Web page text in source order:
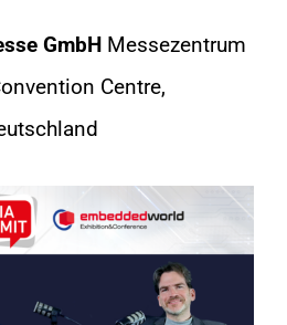
GmbH Messezentrum
Centre,